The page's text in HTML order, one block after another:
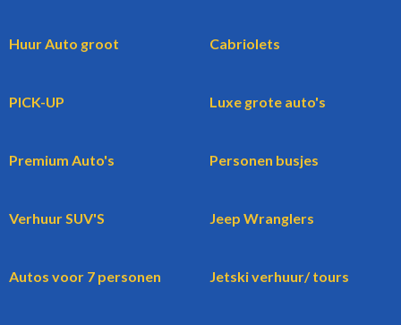
Huur Auto groot Cabriolets
PICK-UP Luxe grote auto's
Premium Auto's Personen busjes
Verhuur SUV'S Jeep Wranglers
Autos voor 7 personen Jetski verhuur/ tours